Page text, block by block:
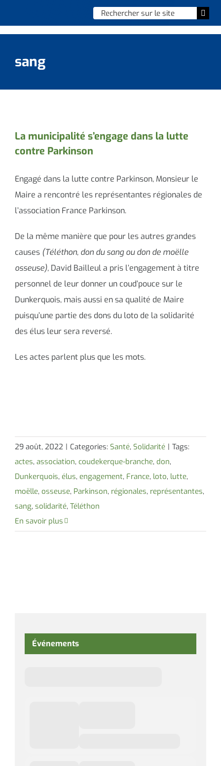
Chercher
:
Vie municipale
Culture et loisirs
Social & solidarité
Contacter le maire
sang
La municipalité s’engage dans la lutte
contre Parkinson
Engagé dans la lutte contre Parkinson, Monsieur le
Maire a rencontré les représentantes régionales de
l’association France Parkinson.
De la même manière que pour les autres grandes
causes (Téléthon, don du sang ou don de moëlle
osseuse), David Bailleul a pris l’engagement à titre
personnel de leur donner un coud’pouce sur le
Dunkerquois, mais aussi en sa qualité de Maire
puisqu’une partie des dons du loto de la solidarité
des élus leur sera reversé.
Les actes parlent plus que les mots.
29 août, 2022 | Categories: Santé, Solidarité | Tags:
actes, association, coudekerque-branche, don,
Dunkerquois, élus, engagement, France, loto, lutte,
moëlle, osseuse, Parkinson, régionales, représentantes,
sang, solidarité, Téléthon
En savoir plus
Événements